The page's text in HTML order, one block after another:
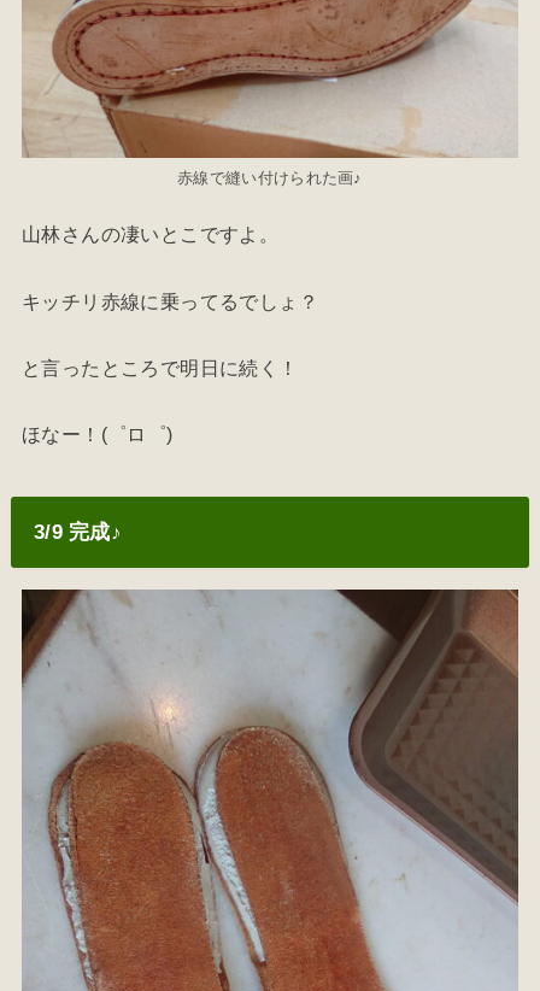
赤線で縫い付けられた画♪
山林さんの凄いとこですよ。
キッチリ赤線に乗ってるでしょ？
と言ったところで明日に続く！
ほなー！(゜ロ゜)
3/9 完成♪